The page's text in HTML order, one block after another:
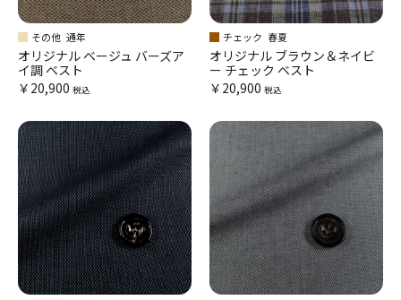
その他 通年
オリジナル ベージュ バーズア
イ調 ベスト
￥20,900 税込
チェック 春夏
オリジナル ブラウン＆ネイビ
ー チェック ベスト
￥20,900 税込